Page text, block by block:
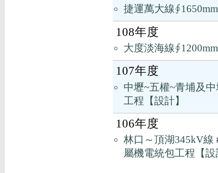
捷運萬大線
108年度
大度淡海線
107年度
中壢~五權~青埔及
工程【設計】
106年度
林口～頂湖345kV線
屬機電統包工程【